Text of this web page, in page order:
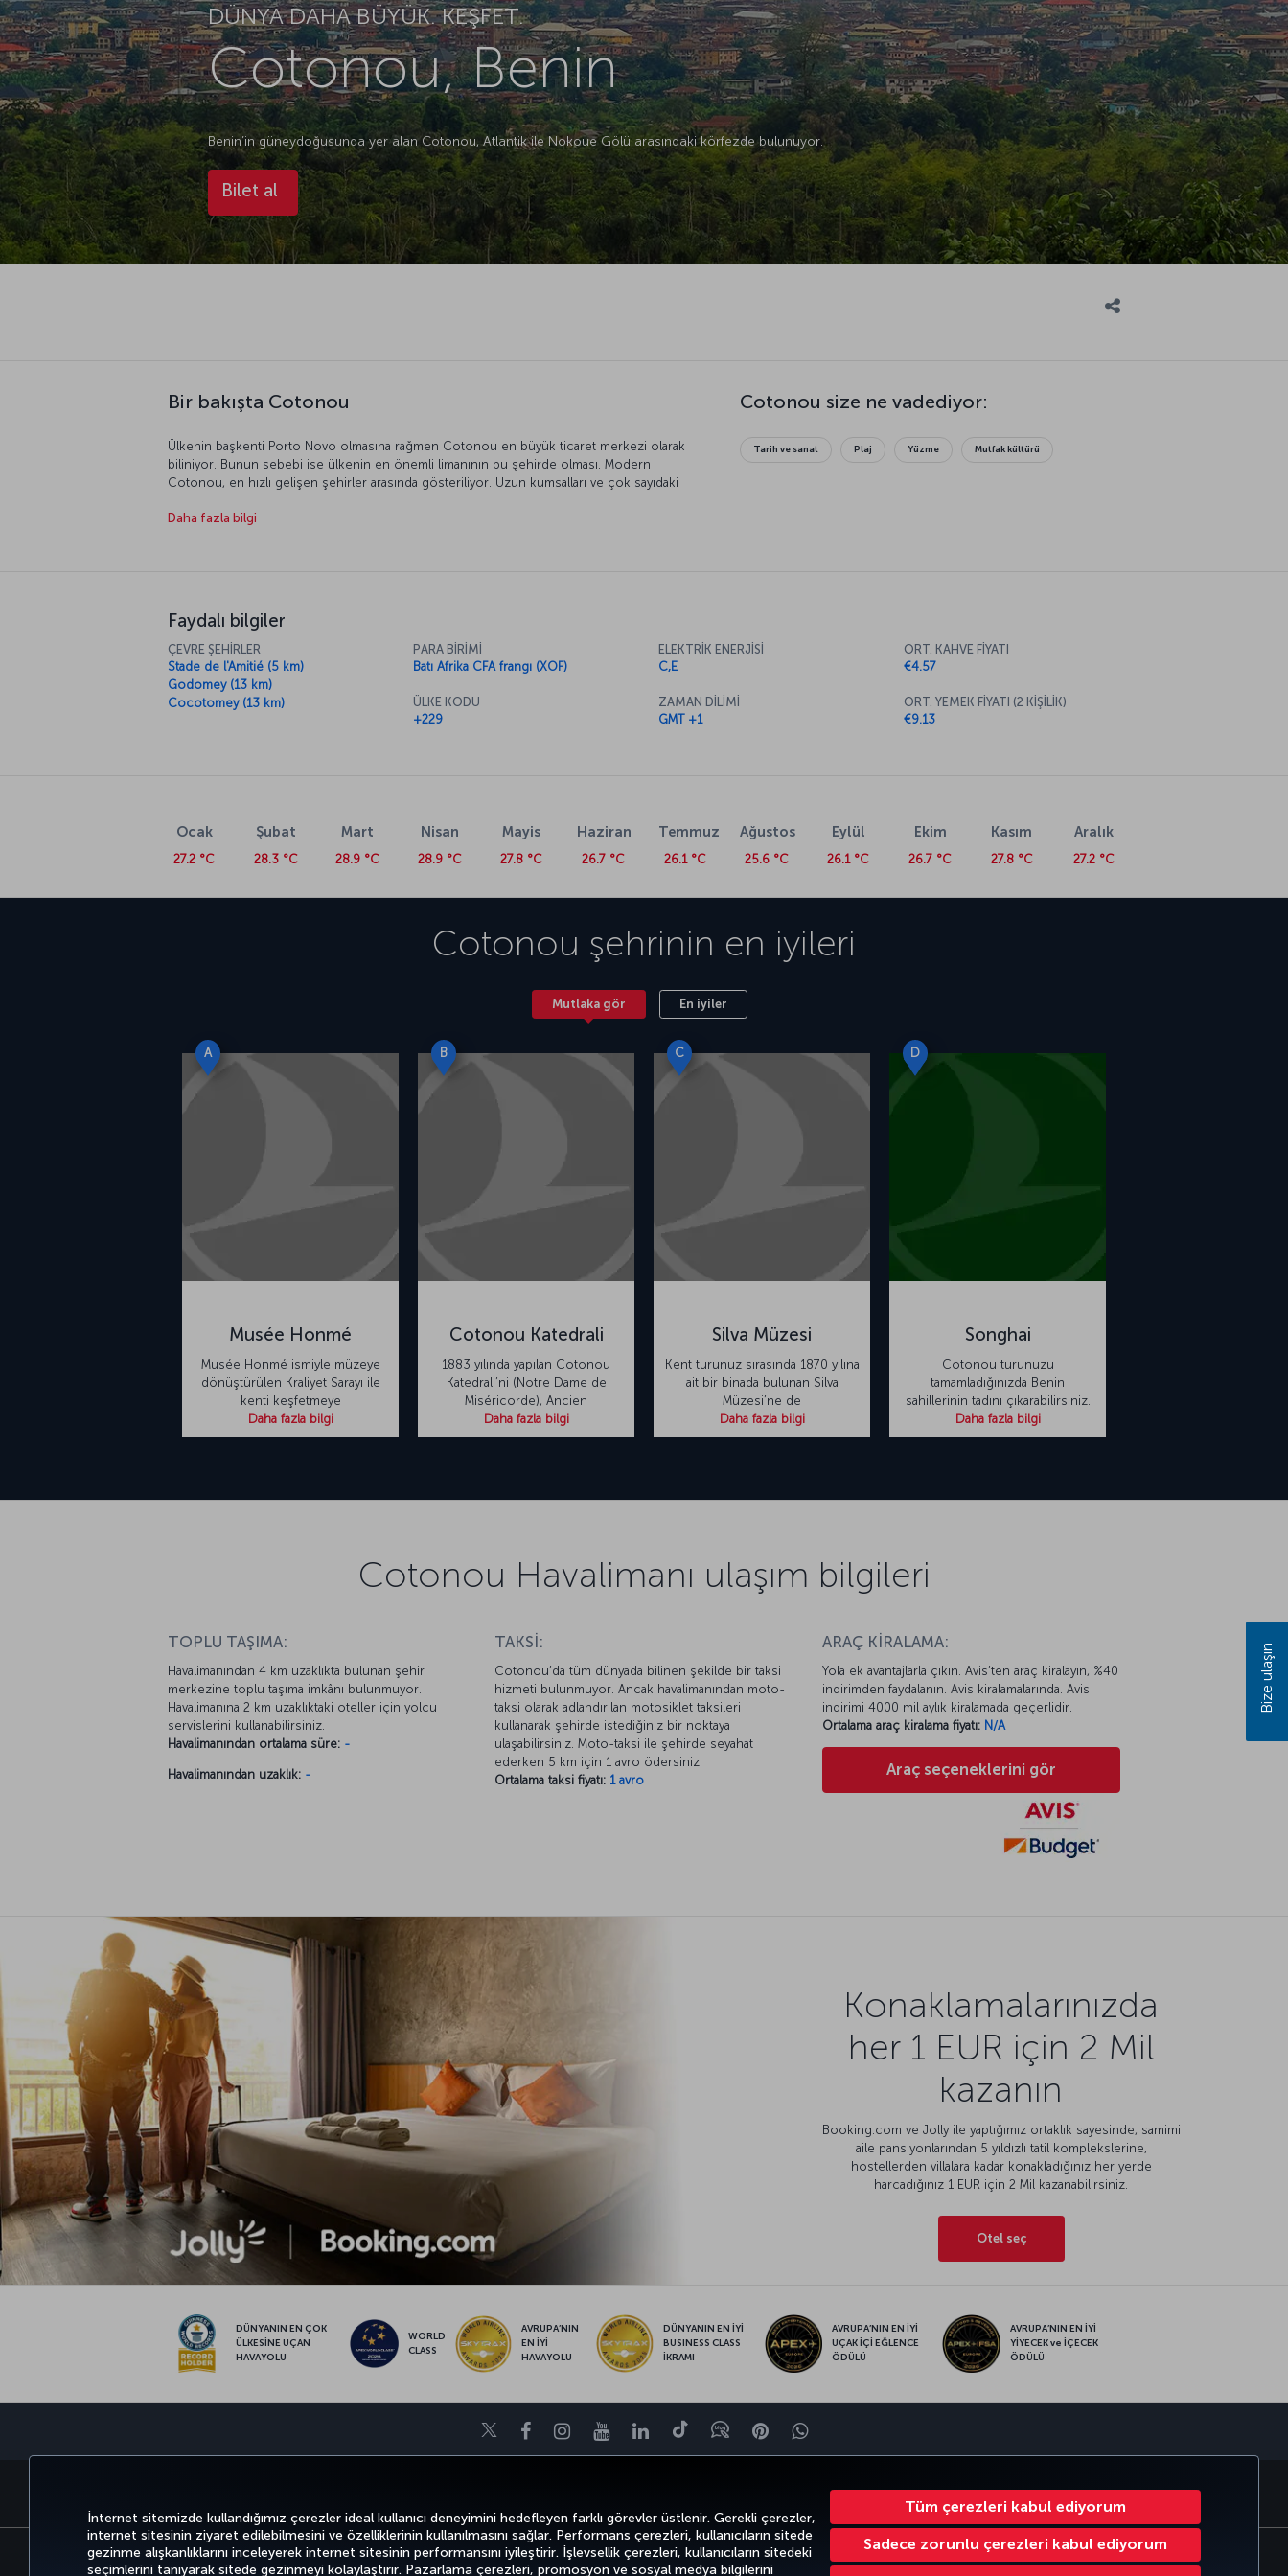
İnternet sitemizde kullandığımız çerezler ideal kullanıcı deneyimini hedefleyen farklı görevler üstlenir. Gerekli çerezler,
internet sitesinin ziyaret edilebilmesini ve özelliklerinin kullanılmasını sağlar. Performans çerezleri, kullanıcıların sitede
gezinme alışkanlıklarını inceleyerek internet sitesinin performansını iyileştirir. İşlevsellik çerezleri, kullanıcıların sitedeki
seçimlerini tanıyarak sitede gezinmeyi kolaylaştırır. Pazarlama çerezleri, promosyon ve sosyal medya bilgilerini
Tüm çerezleri kabul ediyorum
Sadece zorunlu çerezleri kabul ediyorum
DÜNYA DAHA BÜYÜK. KEŞFET.
Cotonou, Benin
Benin’in güneydoğusunda yer alan Cotonou, Atlantik ile Nokoue Gölü arasındaki körfezde bulunuyor.
Bilet al
Bir bakışta Cotonou
Ülkenin başkenti Porto Novo olmasına rağmen Cotonou en büyük ticaret merkezi olarak
biliniyor. Bunun sebebi ise ülkenin en önemli limanının bu şehirde olması. Modern
Cotonou, en hızlı gelişen şehirler arasında gösteriliyor. Uzun kumsalları ve çok sayıdaki
Daha fazla bilgi
Cotonou size ne vadediyor:
Tarih ve sanat Plaj Yüzme Mutfak kültürü
Faydalı bilgiler
ÇEVRE ŞEHİRLER
Stade de l'Amitié (5 km)
Godomey (13 km)
Cocotomey (13 km)
PARA BİRİMİ
Batı Afrika CFA frangı (XOF)
ÜLKE KODU
+229
ELEKTRİK ENERJİSİ
C,E
ZAMAN DİLİMİ
GMT +1
ORT. KAHVE FİYATI
€4.57
ORT. YEMEK FİYATI (2 KİŞİLİK)
€9.13
Ocak
27.2 °C
Şubat
28.3 °C
Mart
28.9 °C
Nisan
28.9 °C
Mayis
27.8 °C
Haziran
26.7 °C
Temmuz
26.1 °C
Ağustos
25.6 °C
Eylül
26.1 °C
Ekim
26.7 °C
Kasım
27.8 °C
Aralık
27.2 °C
Cotonou şehrinin en iyileri
Mutlaka gör En iyiler
A
Musée Honmé
Musée Honmé ismiyle müzeye
dönüştürülen Kraliyet Sarayı ile
kenti keşfetmeye
Daha fazla bilgi
B
Cotonou Katedrali
1883 yılında yapılan Cotonou
Katedrali’ni (Notre Dame de
Miséricorde), Ancien
Daha fazla bilgi
C
Silva Müzesi
Kent turunuz sırasında 1870 yılına
ait bir binada bulunan Silva
Müzesi’ne de
Daha fazla bilgi
D
Songhai
Cotonou turunuzu
tamamladığınızda Benin
sahillerinin tadını çıkarabilirsiniz.
Daha fazla bilgi
Cotonou Havalimanı ulaşım bilgileri
TOPLU TAŞIMA:
Havalimanından 4 km uzaklıkta bulunan şehir
merkezine toplu taşıma imkânı bulunmuyor.
Havalimanına 2 km uzaklıktaki oteller için yolcu
servislerini kullanabilirsiniz.
Havalimanından ortalama süre: -
Havalimanından uzaklık: -
TAKSİ:
Cotonou’da tüm dünyada bilinen şekilde bir taksi
hizmeti bulunmuyor. Ancak havalimanından moto-
taksi olarak adlandırılan motosiklet taksileri
kullanarak şehirde istediğiniz bir noktaya
ulaşabilirsiniz. Moto-taksi ile şehirde seyahat
ederken 5 km için 1 avro ödersiniz.
Ortalama taksi fiyatı: 1 avro
ARAÇ KİRALAMA:
Yola ek avantajlarla çıkın. Avis’ten araç kiralayın, %40
indirimden faydalanın. Avis kiralamalarında. Avis
indirimi 4000 mil aylık kiralamada geçerlidir.
Ortalama araç kiralama fiyatı: N/A
Araç seçeneklerini gör
Konaklamalarınızda
her 1 EUR için 2 Mil
kazanın
Booking.com ve Jolly ile yaptığımız ortaklık sayesinde, samimi
aile pansiyonlarından 5 yıldızlı tatil komplekslerine,
hostellerden villalara kadar konakladığınız her yerde
harcadığınız 1 EUR için 2 Mil kazanabilirsiniz.
Otel seç
DÜNYANIN EN ÇOK
ÜLKESİNE UÇAN
HAVAYOLU
WORLD
CLASS
AVRUPA’NIN
EN İYİ
HAVAYOLU
DÜNYANIN EN İYİ
BUSINESS CLASS
İKRAMI
AVRUPA’NIN EN İYİ
UÇAK İÇİ EĞLENCE
ÖDÜLÜ
AVRUPA’NIN EN İYİ
YİYECEK ve İÇECEK
ÖDÜLÜ
TwitterFacebookInstagram
YoutubeLinkedIn
TiktokBlogPinterestWhatsapp
CORPORATE CLUB TÜRK HAVA YOLLARI
Bilgi Toplumu Hizmetleri Erişilebilirlik Gizlilik ve Çerez Politikası Yasal Uyarı Yolcu Hakları
Bize ulaşın